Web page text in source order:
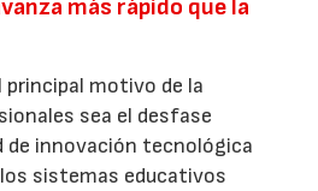
más rápido que la
principal motivo de la
sea el desfase
de innovación tecnológica
sistemas educativos